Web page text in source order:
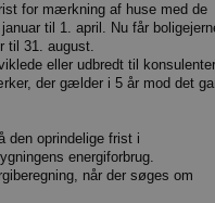
for mærkning af huse med de
til 1. april. Nu får
til 31. august.
eller udbredt til
der gælder i 5 år mod det
oprindelige frist i
energiforbrug.
når der søges om